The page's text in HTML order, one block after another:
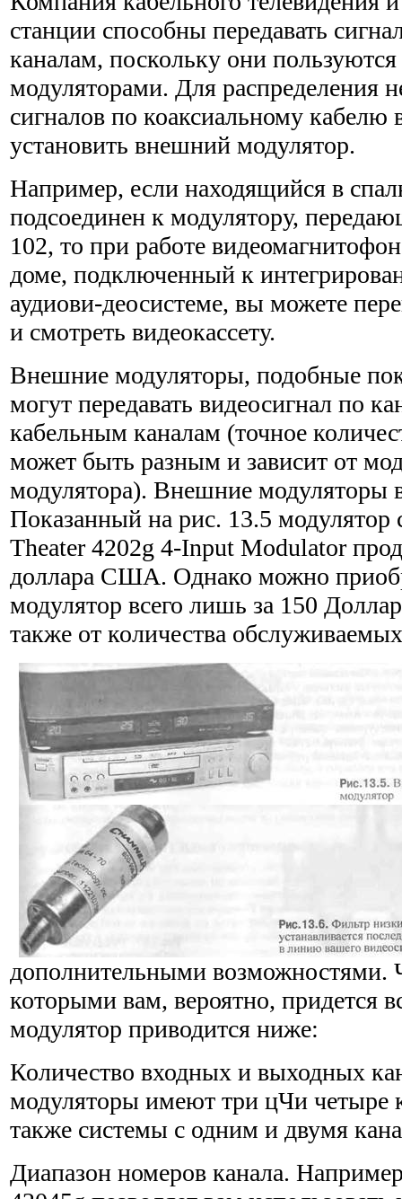
станции способны передавать
каналам, поскольку они
модуляторами. Для распределения
сигналов по коак­сиальному кабелю
установить внешний модулятор.
Например, если находящийся в
подсоединен к модулятору,
102, то при работе
доме, подключенный к
аудиови-деосистеме, вы можете
и смотреть видеокассету.
Внешние модуляторы, подобные
могут передавать видеосигнал по
кабельным каналам (точное
может быть разным и зависит от
модулятора). Внешние модуляторы
Показанный на рис. 13.5 модулятор
Theater 4202g 4-Input Modulator
дол­лара США. Однако можно
модулятор всего лишь за 150
также от количества
дополнительными возможностями.
которыми вам, вероятно, придется
модулятор приводится ниже:
Количество входных и выходных
модуляторы имеют три цЧи четыре
также системы с одним и двумя
Диапазон номеров канала.